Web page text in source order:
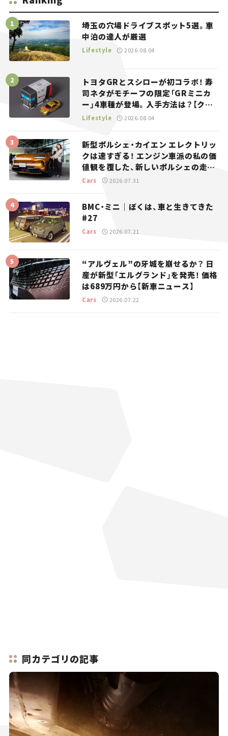
埼玉の穴場ドライブスポット5選。車
中泊の達人が厳選
Lifestyle 2026.08.04
トヨタGRとスシローが初コラボ！ 寿
司ネタがモチーフの限定「GRミニカ
ー」4車種が登場。入手方法は？【クル
マとホビー】
Lifestyle 2026.08.04
新型ポルシェ・カイエン エレクトリッ
クは速すぎる！ エンジン車派の私の価
値観を覆した、新しいポルシェの走
り。
Cars 2026.07.31
BMC・ミニ｜ぼくは、車と生きてきた
#27
Cars 2026.07.21
“アルヴェル”の牙城を崩せるか？ 日
産が新型「エルグランド」を発売！ 価格
は689万円から【新車ニュース】
Cars 2026.07.22
同カテゴリの記事